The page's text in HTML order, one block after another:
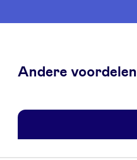
Andere voordelen